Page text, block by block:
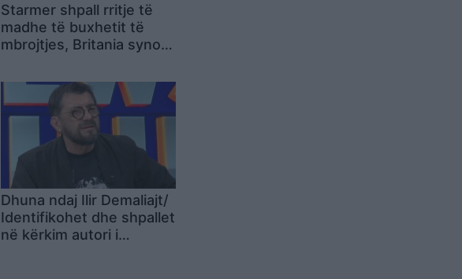
Starmer shpall rritje të
madhe të buxhetit të
mbrojtjes, Britania synon
para samitit të NATO-s
në Ankara
Dhuna ndaj Ilir Demaliajt/
Identifikohet dhe shpallet
në kërkim autori i